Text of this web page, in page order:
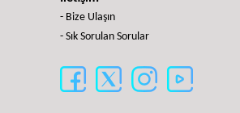
- Bize Ulaşın
- Sık Sorulan Sorular